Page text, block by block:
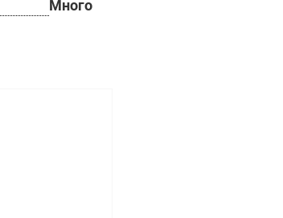
Много